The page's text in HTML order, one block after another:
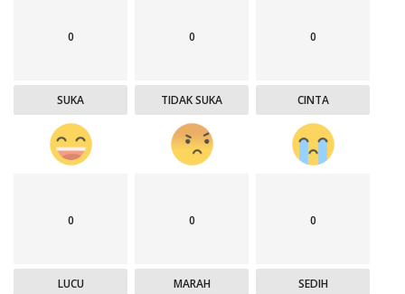
0
SUKA
0
TIDAK SUKA
0
CINTA
0
LUCU
0
MARAH
0
SEDIH